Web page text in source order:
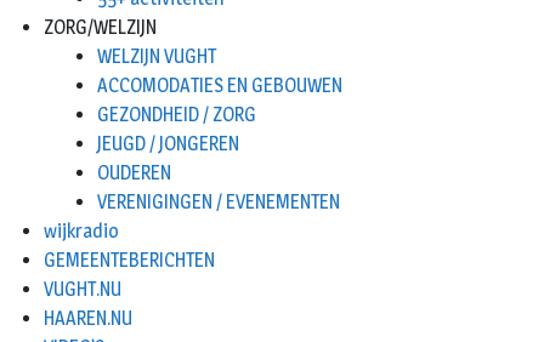
ZORG/WELZIJN
WELZIJN VUGHT
ACCOMODATIES EN GEBOUWEN
GEZONDHEID / ZORG
JEUGD / JONGEREN
OUDEREN
VERENIGINGEN / EVENEMENTEN
wijkradio
GEMEENTEBERICHTEN
VUGHT.NU
HAAREN.NU